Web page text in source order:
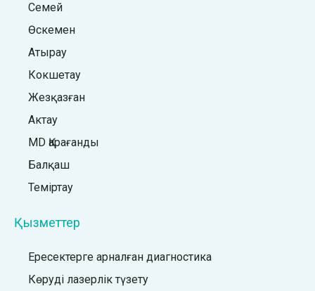
Семей
Өскемен
Атырау
Кокшетау
Жезқазған
Актау
MD Қарағанды
Балқаш
Теміртау
Қызметтер
Ересектерге арналған диагностика
Көруді лазерлік түзету